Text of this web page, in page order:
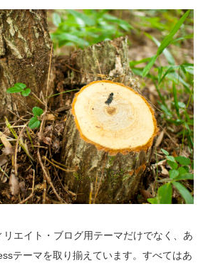
エイト・ブログ用テーマだけでなく、あ
テーマを取り揃えています。すべてはあ